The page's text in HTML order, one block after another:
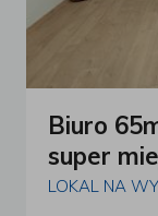
Biuro
super
LOKAL NA